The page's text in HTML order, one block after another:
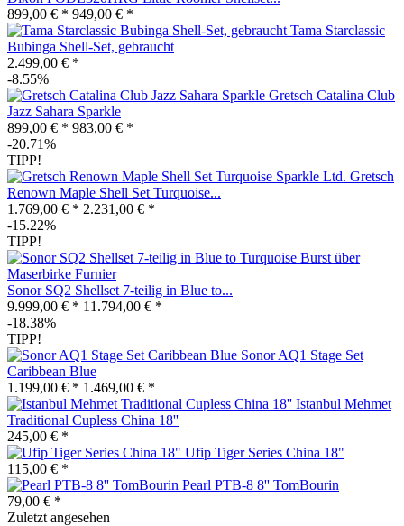
899,00 € * 949,00 € *
Tama Starclassic
Bubinga Shell-Set, gebraucht
2.499,00 € *
-8.55%
Gretsch Catalina Club
Jazz Sahara Sparkle
899,00 € * 983,00 € *
-20.71%
TIPP!
Gretsch
Renown Maple Shell Set Turquoise...
1.769,00 € * 2.231,00 € *
-15.22%
TIPP!
Sonor SQ2 Shellset 7-teilig in Blue to...
9.999,00 € * 11.794,00 € *
-18.38%
TIPP!
Sonor AQ1 Stage Set
Caribbean Blue
1.199,00 € * 1.469,00 € *
Istanbul Mehmet
Traditional Cupless China 18''
245,00 € *
Ufip Tiger Series China 18"
115,00 € *
Pearl PTB-8 8'' TomBourin
79,00 € *
Zuletzt angesehen